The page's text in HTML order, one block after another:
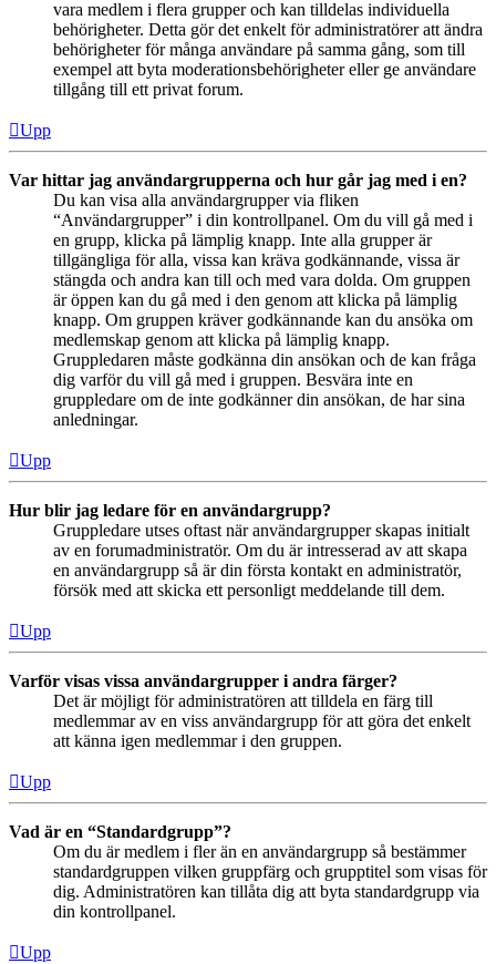
vara medlem i flera grupper och kan tilldelas individuella
behörigheter. Detta gör det enkelt för administratörer att ändra
behörigheter för många användare på samma gång, som till
exempel att byta moderationsbehörigheter eller ge användare
tillgång till ett privat forum.
Upp
Var hittar jag användargrupperna och hur går jag med i en?
Du kan visa alla användargrupper via fliken
“Användargrupper” i din kontrollpanel. Om du vill gå med i
en grupp, klicka på lämplig knapp. Inte alla grupper är
tillgängliga för alla, vissa kan kräva godkännande, vissa är
stängda och andra kan till och med vara dolda. Om gruppen
är öppen kan du gå med i den genom att klicka på lämplig
knapp. Om gruppen kräver godkännande kan du ansöka om
medlemskap genom att klicka på lämplig knapp.
Gruppledaren måste godkänna din ansökan och de kan fråga
dig varför du vill gå med i gruppen. Besvära inte en
gruppledare om de inte godkänner din ansökan, de har sina
anledningar.
Upp
Hur blir jag ledare för en användargrupp?
Gruppledare utses oftast när användargrupper skapas initialt
av en forumadministratör. Om du är intresserad av att skapa
en användargrupp så är din första kontakt en administratör,
försök med att skicka ett personligt meddelande till dem.
Upp
Varför visas vissa användargrupper i andra färger?
Det är möjligt för administratören att tilldela en färg till
medlemmar av en viss användargrupp för att göra det enkelt
att känna igen medlemmar i den gruppen.
Upp
Vad är en “Standardgrupp”?
Om du är medlem i fler än en användargrupp så bestämmer
standardgruppen vilken gruppfärg och grupptitel som visas för
dig. Administratören kan tillåta dig att byta standardgrupp via
din kontrollpanel.
Upp